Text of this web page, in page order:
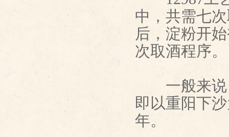
中，共需七
后，淀粉开
次取酒程序。
一般来说
即以重阳下
年。